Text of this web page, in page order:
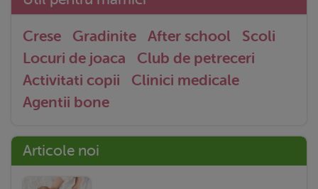
Crese Gradinite After school
Scoli
Locuri de joaca
Club de petreceri
Activitati copii
Clinici medicale
Agentii bone
Articole noi